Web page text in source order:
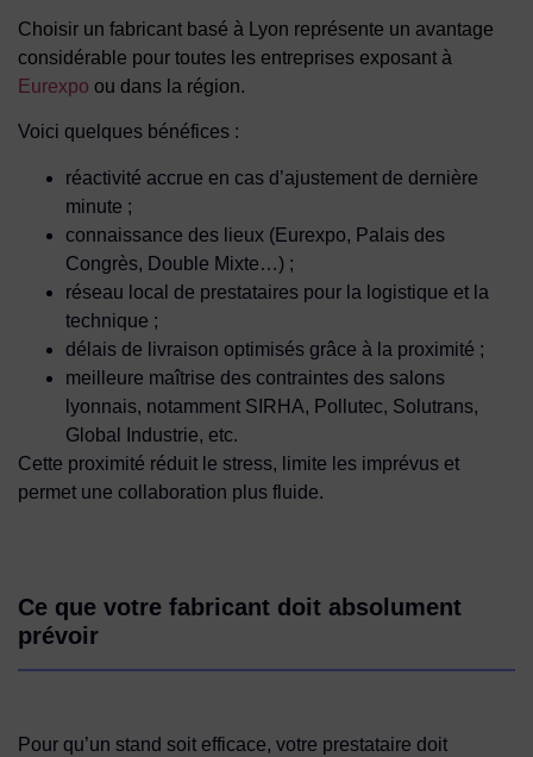
Choisir un fabricant basé à Lyon représente un avantage
considérable pour toutes les entreprises exposant à
Eurexpo ou dans la région.
Voici quelques bénéfices :
réactivité accrue en cas d’ajustement de dernière
minute ;
connaissance des lieux (Eurexpo, Palais des
Congrès, Double Mixte…) ;
réseau local de prestataires pour la logistique et la
technique ;
délais de livraison optimisés grâce à la proximité ;
meilleure maîtrise des contraintes des salons
lyonnais, notamment SIRHA, Pollutec, Solutrans,
Global Industrie, etc.
Cette proximité réduit le stress, limite les imprévus et
permet une collaboration plus fluide.
Ce que votre fabricant doit absolument
prévoir
Pour qu’un stand soit efficace, votre prestataire doit